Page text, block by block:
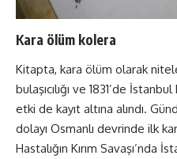
Kara ölüm kolera
Kitapta, kara ölüm olarak
bulaşıcılığı ve 1831’de
etki de kayıt altına alındı.
dolayı Osmanlı devrinde ilk
Hastalığın Kırım Savaşı’nda